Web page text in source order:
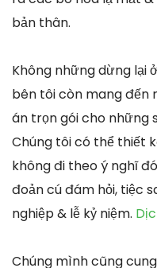
bản thân.
Không những dừng lại
bên tôi còn mang đến
án trọn gói cho những
Chúng tôi có thể thiết
không đi theo ý nghĩ
đoản cú đám hỏi, tiệc
nghiệp & lễ kỷ niệm.
Chúng mình cũng